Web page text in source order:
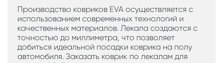
Производство ковриков EVA осуществляется с
использованием современных технологий и
качественных материалов. Лекала создаются с
точностью до миллиметра, что позволяет
добиться идеальной посадки коврика на полу
автомобиля. Заказать коврик по лекалам для